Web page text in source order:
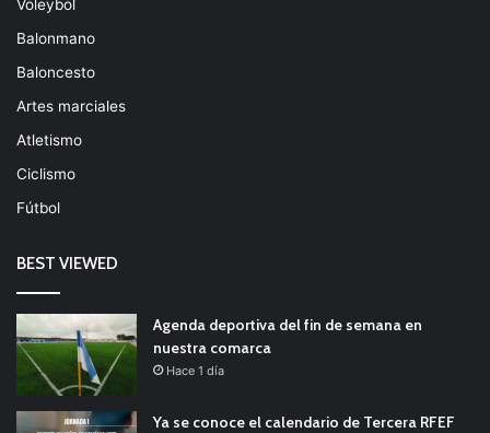
Voleybol
Balonmano
Baloncesto
Artes marciales
Atletismo
Ciclismo
Fútbol
BEST VIEWED
Agenda deportiva del fin de semana en
nuestra comarca
Hace 1 día
Ya se conoce el calendario de Tercera RFEF